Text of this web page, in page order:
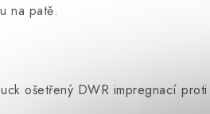
na patě.
ošetřený DWR impregnací